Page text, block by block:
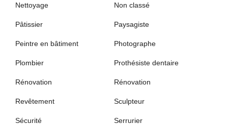
Nettoyage Non classé
Pâtissier Paysagiste
Peintre en bâtiment Photographe
Plombier Prothésiste dentaire
Rénovation Rénovation
Revêtement Sculpteur
Sécurité Serrurier